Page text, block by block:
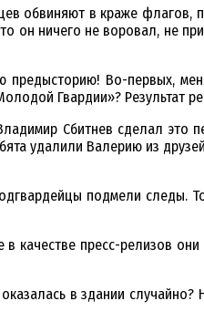
обвиняют в краже
он ничего не воровал, не
Во-первых,
Гвардии»? Результат
Сбитнев сделал
удалили Валерию из
подмели следы.
качестве пресс-релизов
в здании